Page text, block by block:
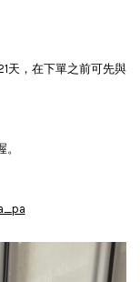
天，在下單之前可先與